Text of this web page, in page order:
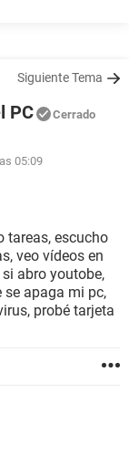
Siguiente Tema
PC Cerrado
05:09
tareas, escucho
veo vídeos en
abro youtobe,
se apaga mi pc,
probé tarjeta